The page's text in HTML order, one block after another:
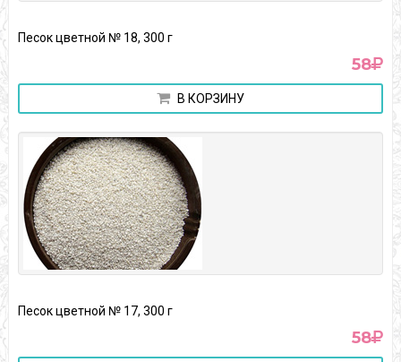
Песок цветной № 18, 300 г
58
В КОРЗИНУ
Песок цветной № 17, 300 г
58